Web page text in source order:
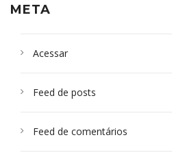
META
Acessar
Feed de posts
Feed de comentários